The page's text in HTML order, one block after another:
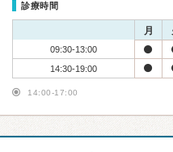
診療時間
月
09:30-13:00
14:30-19:00
14:00-17:00